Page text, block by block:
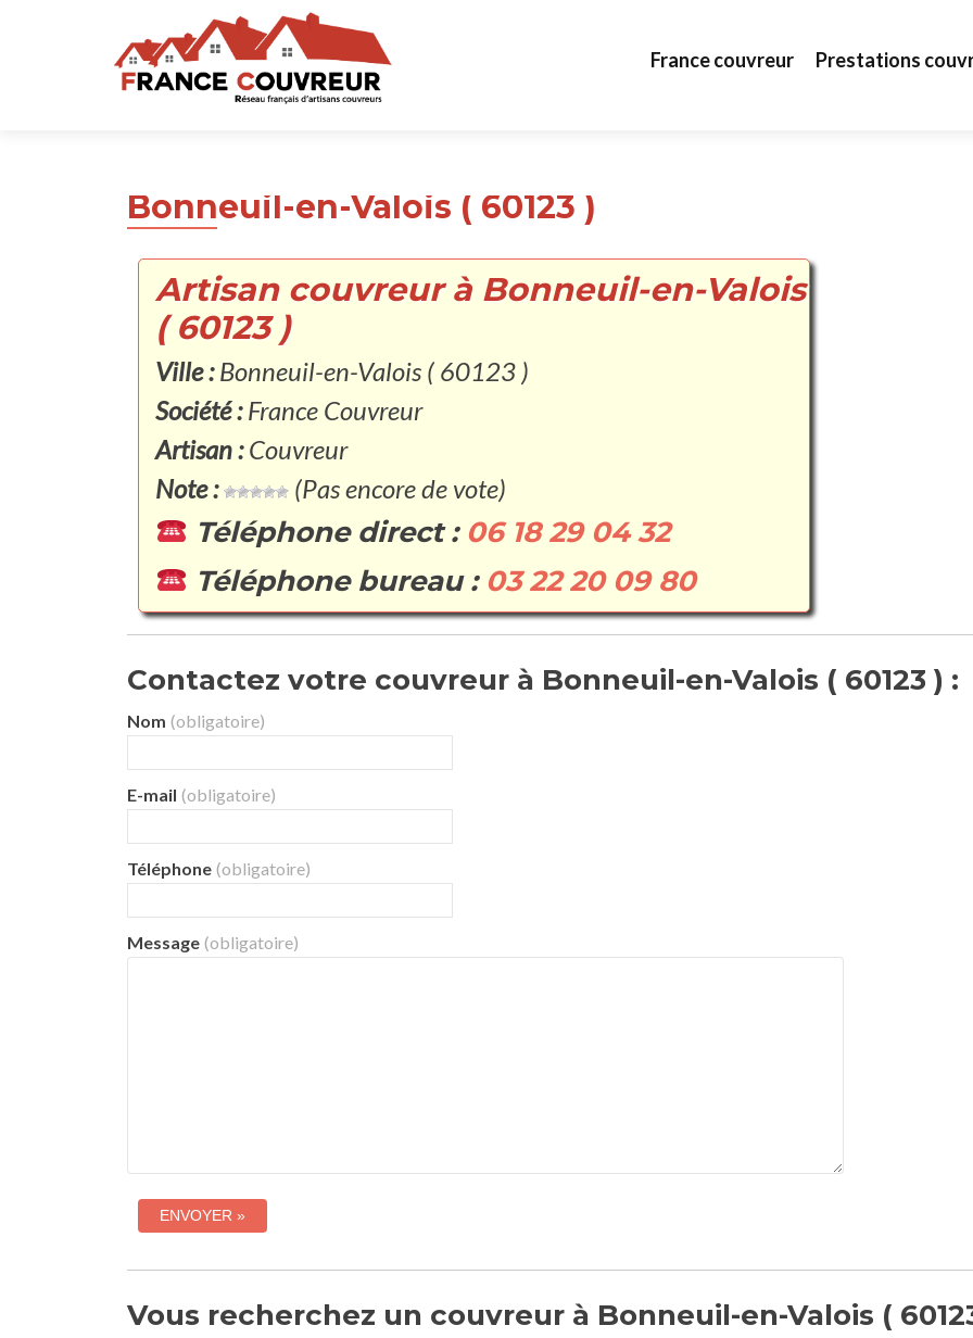
France couvreur Prestations
Bonneuil-en-Valois ( 60123 )
Artisan couvreur à Bonneuil-en-Valois
( 60123 )
Ville :Bonneuil-en-Valois ( 60123 )
Société :France Couvreur
Artisan :Couvreur
Note :
(Pas encore de vote)
Téléphone direct : 06 18 29 04 32
Téléphone bureau : 03 22 20 09 80
Contactez votre couvreur à Bonneuil-en-Valois ( 60123 ) :
Nom (obligatoire)
E-mail (obligatoire)
Téléphone (obligatoire)
Message (obligatoire)
Vous recherchez un couvreur à Bonneuil-en-Valois (